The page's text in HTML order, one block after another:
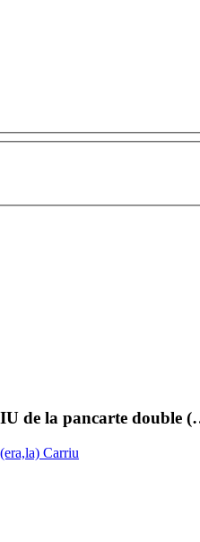
de la pancarte double
(era,la) Carriu